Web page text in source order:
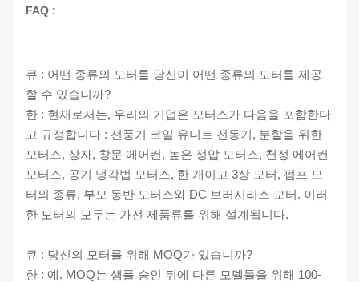
FAQ :
큐 : 어떤 종류의 모터를 당신이 어떤 종류의 모터를 제공
할 수 있습니까?
한 : 현재로서는, 우리의 기업은 모터스가 다음을 포함한다
고 규정합니다 : 선풍기 코일 유니트 전동기, 분할을 위한
모터스, 상자, 창문 에어컨, 높은 정압 모터스, 천정 에어컨
모터스, 공기 냉각법 모터스, 한 개이고 3상 모터, 펌프 모
터의 종류, 부모 동반 모터스와 DC 브러시리스 모터. 이러
한 모터의 모두는 가전 제품류를 위해 설계됩니다.
큐 : 당신의 모터를 위해 MOQ가 있습니까?
한 : 예. MOQ는 샘플 승인 뒤에 다른 모델들을 위해 100-